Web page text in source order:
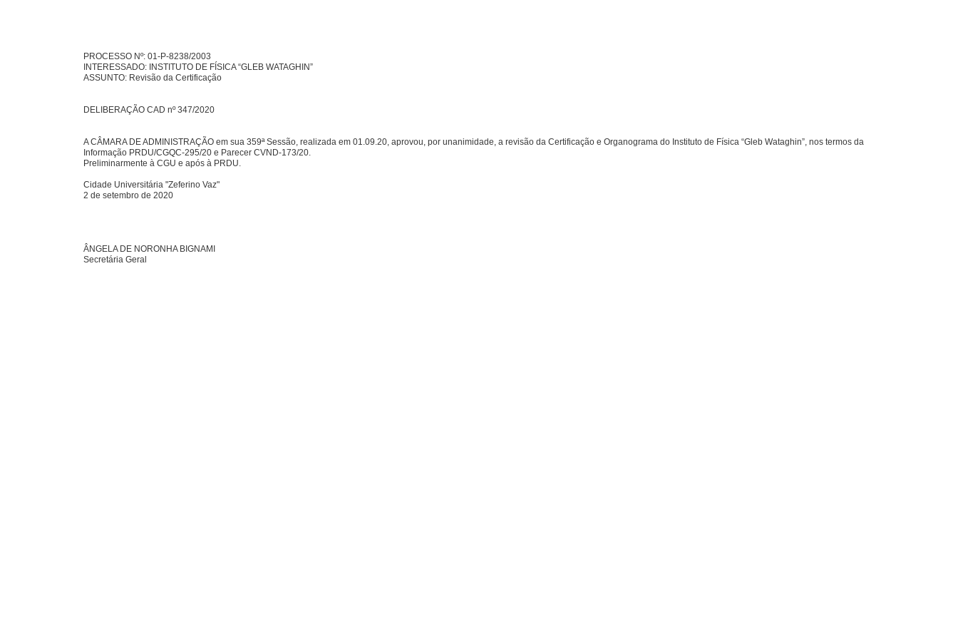
PROCESSO Nº: 01-P-8238/2003
INTERESSADO: INSTITUTO DE FÍSICA “GLEB WATAGHIN”
ASSUNTO: Revisão da Certificação
DELIBERAÇÃO CAD nº 347/2020
A CÂMARA DE ADMINISTRAÇÃO em sua 359ª Sessão, realizada em 01.09.20, aprovou, por unanimidade, a revisão da Certificação e Organograma do Instituto de Física “Gleb Wataghin”, nos termos da
Informação PRDU/CGQC-295/20 e Parecer CVND-173/20.
Preliminarmente à CGU e após à PRDU.
Cidade Universitária "Zeferino Vaz"
2 de setembro de 2020
ÂNGELA DE NORONHA BIGNAMI
Secretária Geral